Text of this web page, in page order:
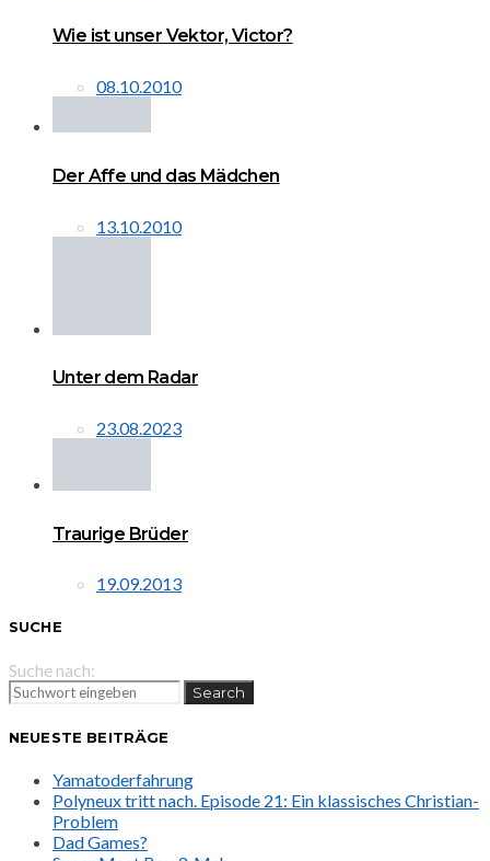
Wie ist unser Vektor, Victor?
08.10.2010
Der Affe und das Mädchen
13.10.2010
Unter dem Radar
23.08.2023
Traurige Brüder
19.09.2013
SUCHE
Suche nach:
Search
NEUESTE BEITRÄGE
Yamatoderfahrung
Polyneux tritt nach. Episode 21: Ein klassisches Christian-
Problem
Dad Games?